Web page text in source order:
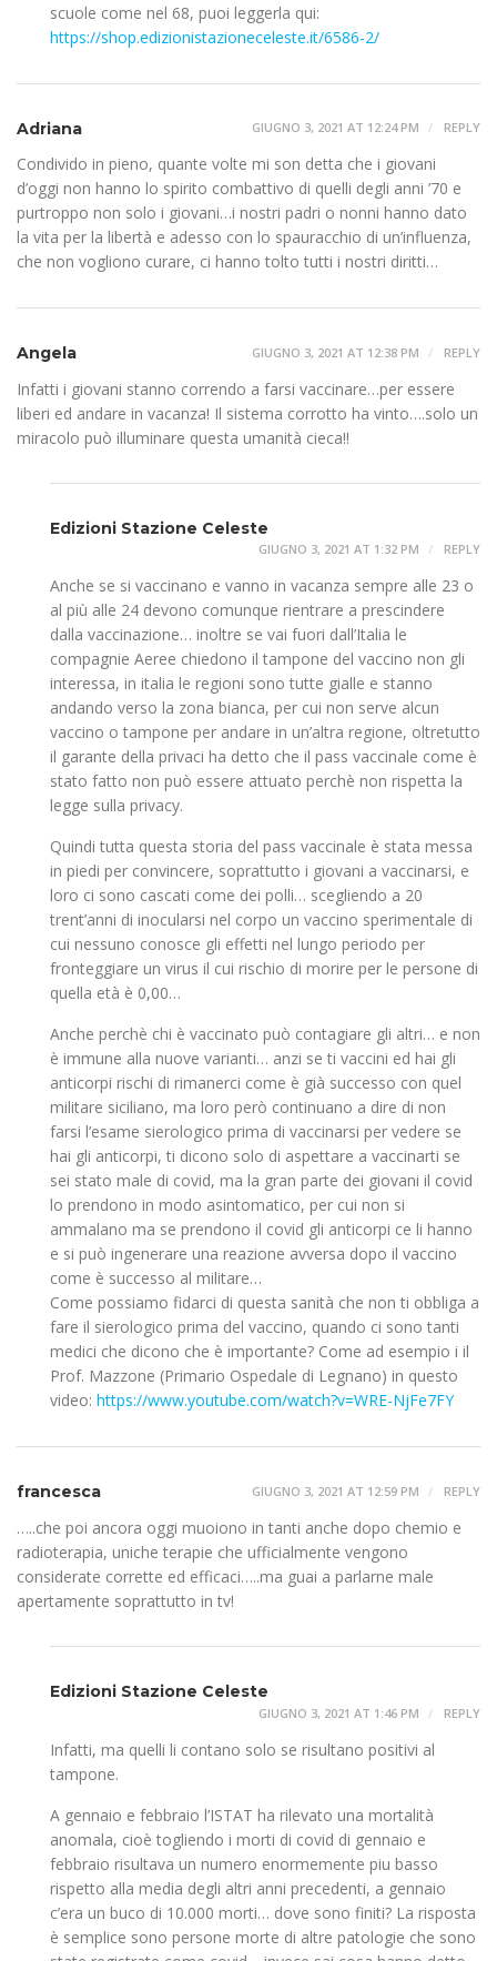
scuole come nel 68, puoi leggerla qui:
https://shop.edizionistazioneceleste.it/6586-2/
Adriana GIUGNO 3, 2021 AT 12:24 PM REPLY
Condivido in pieno, quante volte mi son detta che i giovani
d’oggi non hanno lo spirito combattivo di quelli degli anni ’70 e
purtroppo non solo i giovani…i nostri padri o nonni hanno dato
la vita per la libertà e adesso con lo spauracchio di un’influenza,
che non vogliono curare, ci hanno tolto tutti i nostri diritti…
Angela GIUGNO 3, 2021 AT 12:38 PM REPLY
Infatti i giovani stanno correndo a farsi vaccinare…per essere
liberi ed andare in vacanza! Il sistema corrotto ha vinto….solo un
miracolo può illuminare questa umanità cieca!!
Edizioni Stazione Celeste
GIUGNO 3, 2021 AT 1:32 PM REPLY
Anche se si vaccinano e vanno in vacanza sempre alle 23 o
al più alle 24 devono comunque rientrare a prescindere
dalla vaccinazione… inoltre se vai fuori dall’Italia le
compagnie Aeree chiedono il tampone del vaccino non gli
interessa, in italia le regioni sono tutte gialle e stanno
andando verso la zona bianca, per cui non serve alcun
vaccino o tampone per andare in un’altra regione, oltretutto
il garante della privaci ha detto che il pass vaccinale come è
stato fatto non può essere attuato perchè non rispetta la
legge sulla privacy.
Quindi tutta questa storia del pass vaccinale è stata messa
in piedi per convincere, soprattutto i giovani a vaccinarsi, e
loro ci sono cascati come dei polli… scegliendo a 20
trent’anni di inocularsi nel corpo un vaccino sperimentale di
cui nessuno conosce gli effetti nel lungo periodo per
fronteggiare un virus il cui rischio di morire per le persone di
quella età è 0,00…
Anche perchè chi è vaccinato può contagiare gli altri… e non
è immune alla nuove varianti… anzi se ti vaccini ed hai gli
anticorpi rischi di rimanerci come è già successo con quel
militare siciliano, ma loro però continuano a dire di non
farsi l’esame sierologico prima di vaccinarsi per vedere se
hai gli anticorpi, ti dicono solo di aspettare a vaccinarti se
sei stato male di covid, ma la gran parte dei giovani il covid
lo prendono in modo asintomatico, per cui non si
ammalano ma se prendono il covid gli anticorpi ce li hanno
e si può ingenerare una reazione avversa dopo il vaccino
come è successo al militare…
Come possiamo fidarci di questa sanità che non ti obbliga a
fare il sierologico prima del vaccino, quando ci sono tanti
medici che dicono che è importante? Come ad esempio i il
Prof. Mazzone (Primario Ospedale di Legnano) in questo
video: https://www.youtube.com/watch?v=WRE-NjFe7FY
francesca GIUGNO 3, 2021 AT 12:59 PM REPLY
…..che poi ancora oggi muoiono in tanti anche dopo chemio e
radioterapia, uniche terapie che ufficialmente vengono
considerate corrette ed efficaci…..ma guai a parlarne male
apertamente soprattutto in tv!
Edizioni Stazione Celeste
GIUGNO 3, 2021 AT 1:46 PM REPLY
Infatti, ma quelli li contano solo se risultano positivi al
tampone.
A gennaio e febbraio l’ISTAT ha rilevato una mortalità
anomala, cioè togliendo i morti di covid di gennaio e
febbraio risultava un numero enormemente piu basso
rispetto alla media degli altri anni precedenti, a gennaio
c’era un buco di 10.000 morti… dove sono finiti? La risposta
è semplice sono persone morte di altre patologie che sono